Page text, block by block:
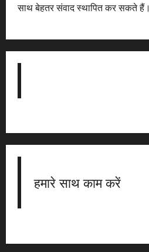
साथ बेहतर संवाद स्थापित कर सकते हैं।
हमारे साथ काम करें